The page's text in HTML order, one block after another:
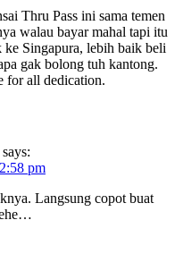
Thru Pass ini sama temen
walau bayar mahal tapi itu
ke Singapura, lebih baik beli
gak bolong tuh kantong.
for all dedication.
says:
pm
Langsung copot buat